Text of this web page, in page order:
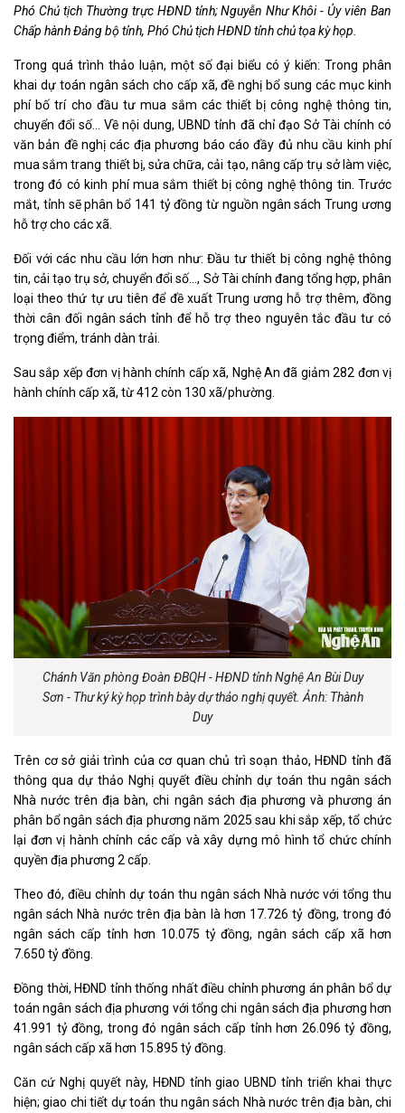
Phó Chủ tịch Thường trực HĐND tỉnh; Nguyễn Như Khôi - Ủy viên Ban
Chấp hành Đảng bộ tỉnh, Phó Chủ tịch HĐND tỉnh chủ tọa kỳ họp.
Trong quá trình thảo luận, một số đại biểu có ý kiến: Trong phân
khai dự toán ngân sách cho cấp xã, đề nghị bổ sung các mục kinh
phí bố trí cho đầu tư mua sắm các thiết bị công nghệ thông tin,
chuyển đổi số… Về nội dung, UBND tỉnh đã chỉ đạo Sở Tài chính có
văn bản đề nghị các địa phương báo cáo đầy đủ nhu cầu kinh phí
mua sắm trang thiết bị, sửa chữa, cải tạo, nâng cấp trụ sở làm việc,
trong đó có kinh phí mua sắm thiết bị công nghệ thông tin. Trước
mắt, tỉnh sẽ phân bổ 141 tỷ đồng từ nguồn ngân sách Trung ương
hỗ trợ cho các xã.
Đối với các nhu cầu lớn hơn như: Đầu tư thiết bị công nghệ thông
tin, cải tạo trụ sở, chuyển đổi số…, Sở Tài chính đang tổng hợp, phân
loại theo thứ tự ưu tiên để đề xuất Trung ương hỗ trợ thêm, đồng
thời cân đối ngân sách tỉnh để hỗ trợ theo nguyên tắc đầu tư có
trọng điểm, tránh dàn trải.
Sau sắp xếp đơn vị hành chính cấp xã, Nghệ An đã giảm 282 đơn vị
hành chính cấp xã, từ 412 còn 130 xã/phường.
Chánh Văn phòng Đoàn ĐBQH - HĐND tỉnh Nghệ An Bùi Duy
Sơn - Thư ký kỳ họp trình bày dự thảo nghị quyết. Ảnh: Thành
Duy
Trên cơ sở giải trình của cơ quan chủ trì soạn thảo, HĐND tỉnh đã
thông qua dự thảo Nghị quyết điều chỉnh dự toán thu ngân sách
Nhà nước trên địa bàn, chi ngân sách địa phương và phương án
phân bổ ngân sách địa phương năm 2025 sau khi sắp xếp, tổ chức
lại đơn vị hành chính các cấp và xây dựng mô hình tổ chức chính
quyền địa phương 2 cấp.
Theo đó, điều chỉnh dự toán thu ngân sách Nhà nước với tổng thu
ngân sách Nhà nước trên địa bàn là hơn 17.726 tỷ đồng, trong đó
ngân sách cấp tỉnh hơn 10.075 tỷ đồng, ngân sách cấp xã hơn
7.650 tỷ đồng.
Đồng thời, HĐND tỉnh thống nhất điều chỉnh phương án phân bổ dự
toán ngân sách địa phương với tổng chi ngân sách địa phương hơn
41.991 tỷ đồng, trong đó ngân sách cấp tỉnh hơn 26.096 tỷ đồng,
ngân sách cấp xã hơn 15.895 tỷ đồng.
Căn cứ Nghị quyết này, HĐND tỉnh giao UBND tỉnh triển khai thực
hiện; giao chi tiết dự toán thu ngân sách Nhà nước trên địa bàn, chi